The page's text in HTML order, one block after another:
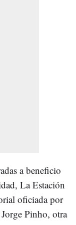
a beneficio
La Estación
oficiada por
Pinho, otra